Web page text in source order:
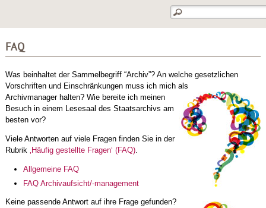
FAQ
Was beinhaltet der Sammelbegriff “Archiv”? An welche gesetzlichen
Vorschriften und Einschränkungen muss ich mich als
Archivmanager halten? Wie bereite ich meinen
Besuch in einem Lesesaal des Staatsarchivs am
besten vor?
Viele Antworten auf viele Fragen finden Sie in der
Rubrik
‚Häufig gestellte Fragen‘ (FAQ).
Allgemeine FAQ
FAQ Archivaufsicht/-management
Keine passende Antwort auf ihre Frage gefunden?